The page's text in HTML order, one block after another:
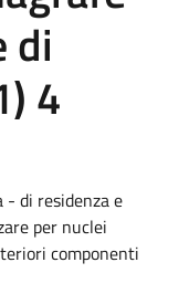
di
4
- di residenza e
per nuclei
componenti